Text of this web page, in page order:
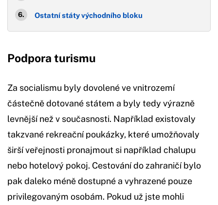
Ostatní státy východního bloku
Podpora turismu
Za socialismu byly dovolené ve vnitrozemí
částečně dotované státem a byly tedy výrazně
levnější než v současnosti. Například existovaly
takzvané rekreační poukázky, které umožňovaly
širší veřejnosti pronajmout si například chalupu
nebo hotelový pokoj. Cestování do zahraničí bylo
pak daleko méně dostupné a vyhrazené pouze
privilegovaným osobám. Pokud už jste mohli